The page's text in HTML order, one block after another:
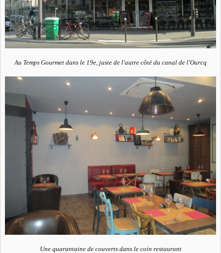
Au Temps Gourmet dans le 19e, juste de l'autre côté du canal de l'Ourcq
Une quarantaine de couverts dans le coin restaurant